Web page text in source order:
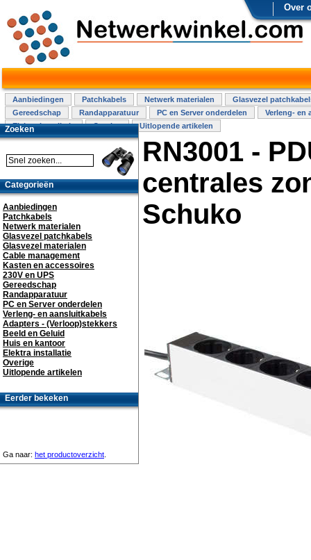
Over
Aanbiedingen Patchkabels Netwerk materialen
Glasvezel
Gereedschap
Randapparatuur PC en Server onderdelen
Verleng- en
Elektra installatie
Overige Uitlopende artikelen
RN3001 -
centrales
Schuko
Zoeken
Categorieën
Aanbiedingen
Patchkabels
Netwerk materialen
Glasvezel patchkabels
Glasvezel materialen
Cable management
Kasten en accessoires
230V en UPS
Gereedschap
Randapparatuur
PC en Server onderdelen
Verleng- en aansluitkabels
Adapters - (Verloop)stekkers
Beeld en Geluid
Huis en kantoor
Elektra installatie
Overige
Uitlopende artikelen
Eerder bekeken
Ga naar: het productoverzicht